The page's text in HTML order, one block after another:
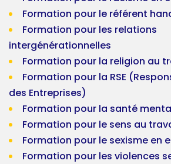
Formation pour le référent
Formation pour les relations
intergénérationnelles
Formation pour la religion au
Formation pour la RSE
des Entreprises)
Formation pour la santé
Formation pour le sens au
Formation pour le sexisme en
Formation pour les violences